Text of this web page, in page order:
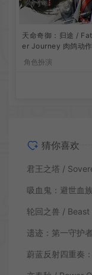
天命奇御：归途 /
er Journey 肉鸽动作
角色扮演
猜你喜欢